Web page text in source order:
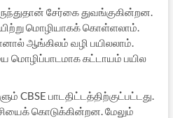
சேர்கை துவங்குகின்றன.
மொழியாகக் கொள்ளலாம்.
ஆங்கிலம் வழி பயிலலாம்.
மொழிப்பாடமாக கட்டாயம் பயில
CBSE பாடதிட்டத்திற்குட்பட்டது.
கொடுக்கின்றன. மேலும்